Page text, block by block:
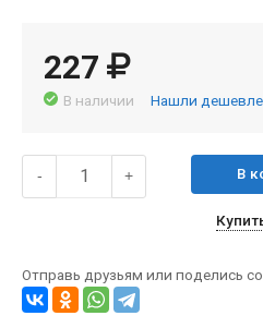
227
В наличии Нашли
- + В
Отправь друзьям или поделись